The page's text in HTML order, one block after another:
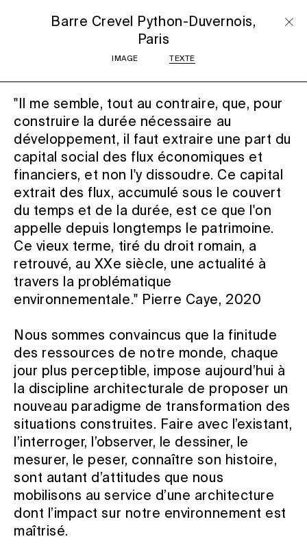
IMAGE TEXTE
Barre Crevel Python-Duvernois,
Paris
"Il me semble, tout au contraire, que, pour
construire la durée nécessaire au
développement, il faut extraire une part du
capital social des flux économiques et
financiers, et non l'y dissoudre. Ce capital
extrait des flux, accumulé sous le couvert
du temps et de la durée, est ce que l'on
appelle depuis longtemps le patrimoine.
Ce vieux terme, tiré du droit romain, a
retrouvé, au XXe siècle, une actualité à
travers la problématique
environnementale." Pierre Caye, 2020
Nous sommes convaincus que la finitude
des ressources de notre monde, chaque
jour plus perceptible, impose aujourd’hui à
la discipline architecturale de proposer un
nouveau paradigme de transformation des
situations construites. Faire avec l’existant,
l’interroger, l’observer, le dessiner, le
mesurer, le peser, connaître son histoire,
sont autant d’attitudes que nous
mobilisons au service d’une architecture
dont l’impact sur notre environnement est
maîtrisé.